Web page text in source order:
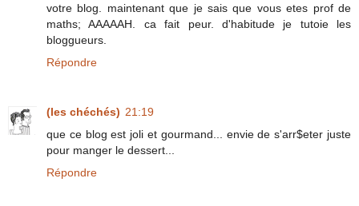
votre blog. maintenant que je sais que vous etes prof de
maths; AAAAAH. ca fait peur. d'habitude je tutoie les
bloggueurs.
Répondre
(les chéchés) 21:19
que ce blog est joli et gourmand... envie de s'arr$eter juste
pour manger le dessert...
Répondre